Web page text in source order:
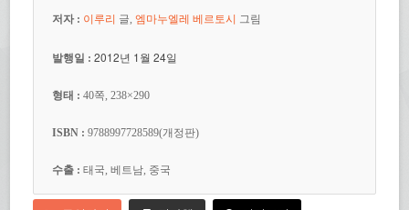
저자 : 이루리 글,엠마누엘레 베르토시 그림
발행일 : 2012년 1월 24일
형태 :40쪽, 238×290
ISBN : 9788997728589(개정판)
수출 : 태국, 베트남, 중국